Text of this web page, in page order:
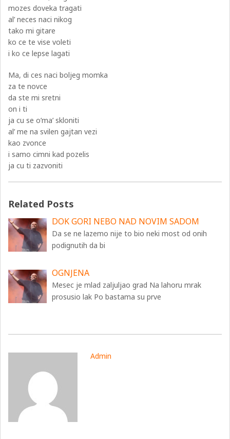
mozes doveka tragati
al’ neces naci nikog
tako mi gitare
ko ce te vise voleti
i ko ce lepse lagati
Ma, di ces naci boljeg momka
za te novce
da ste mi sretni
on i ti
ja cu se o’ma’ skloniti
al’ me na svilen gajtan vezi
kao zvonce
i samo cimni kad pozelis
ja cu ti zazvoniti
Related Posts
DOK GORI NEBO NAD NOVIM SADOM
Da se ne lazemo nije to bio neki most od onih
podignutih da bi
OGNJENA
Mesec je mlad zaljuljao grad Na lahoru mrak
prosusio lak Po bastama su prve
Admin